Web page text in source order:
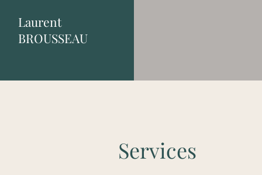
Laurent
BROUSSEAU
Services